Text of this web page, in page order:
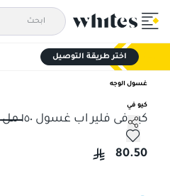
اختر طريقة التوصيل
غسول الوجه
كيو في
كيو فى فلير اب غسول ١٥٠ مل
كيو فى فلير اب غسول ١٥٠ مل
80.50